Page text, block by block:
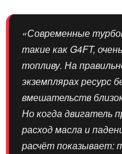
«Современные
такие как G4FT,
топливу. На
экземплярах ресурс
вмешательств
Но когда двигатель
расход масла и
расчёт показывает: